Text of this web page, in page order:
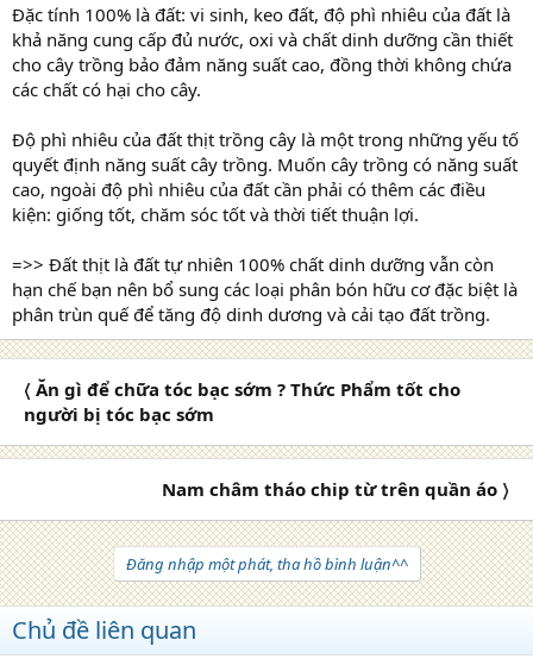
Đặc tính 100% là đất: vi sinh, keo đất, độ phì nhiêu của đất là
khả năng cung cấp đủ nước, oxi và chất dinh dưỡng cần thiết
cho cây trồng bảo đảm năng suất cao, đồng thời không chứa
các chất có hại cho cây.
Độ phì nhiêu của đất thịt trồng cây là một trong những yếu tố
quyết định năng suất cây trồng. Muốn cây trồng có năng suất
cao, ngoài độ phì nhiêu của đất cần phải có thêm các điều
kiện: giống tốt, chăm sóc tốt và thời tiết thuận lợi.
=>> Đất thịt là đất tự nhiên 100% chất dinh dưỡng vẫn còn
hạn chế bạn nên bổ sung các loại phân bón hữu cơ đặc biệt là
phân trùn quế để tăng độ dinh dương và cải tạo đất trồng.
〈 Ăn gì để chữa tóc bạc sớm ? Thức Phẩm tốt cho
người bị tóc bạc sớm
Nam châm tháo chip từ trên quần áo 〉
Đăng nhập một phát, tha hồ bình luận^^
Chủ đề liên quan